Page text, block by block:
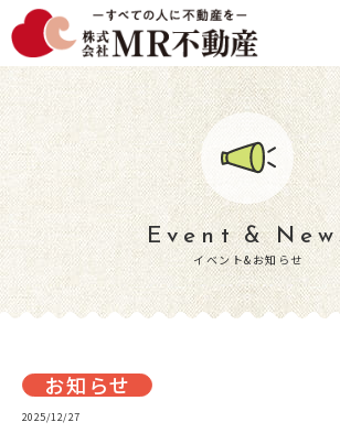
Event &
イベント&お知らせ
お知らせ
2025/12/27